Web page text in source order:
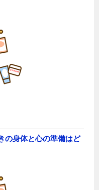
の身体と心の準備はど